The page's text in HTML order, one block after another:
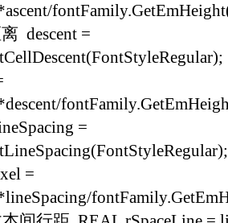
descent =
=
=